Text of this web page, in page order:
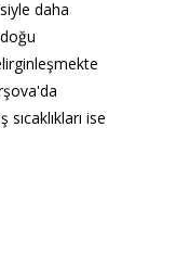
daha
sıcaklıkları ise